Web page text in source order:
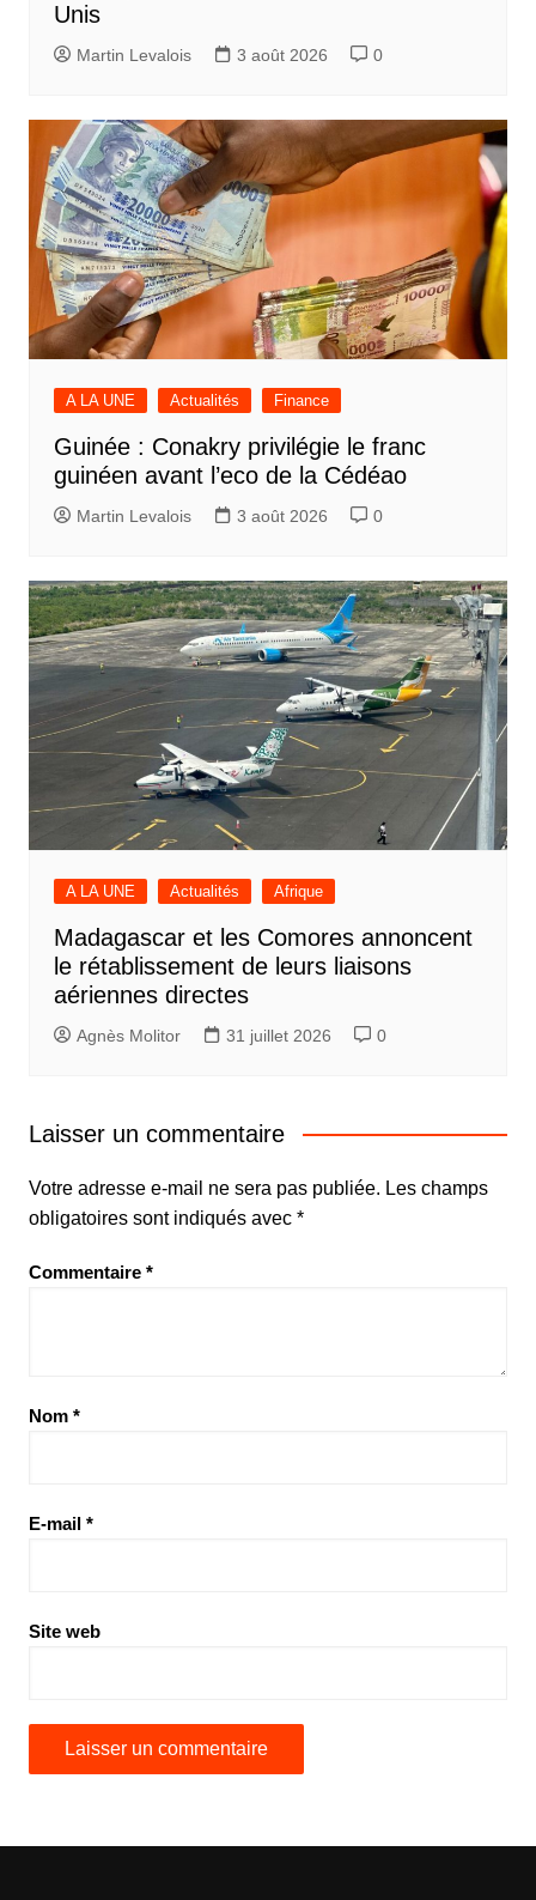
Unis
Martin Levalois 3 août 2026 0
A LA UNE Actualités Finance
Guinée : Conakry privilégie le franc
guinéen avant l’eco de la Cédéao
Martin Levalois 3 août 2026 0
A LA UNE Actualités Afrique
Madagascar et les Comores annoncent
le rétablissement de leurs liaisons
aériennes directes
Agnès Molitor 31 juillet 2026 0
Laisser un commentaire
Votre adresse e-mail ne sera pas publiée. Les champs
obligatoires sont indiqués avec *
Commentaire *
Nom *
E-mail *
Site web